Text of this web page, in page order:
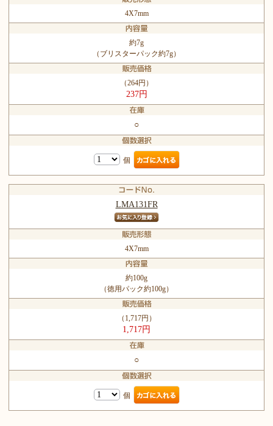
4X7mm
約7g
（ブリスターパック約7g）
（264円）
237円
○
個
LMA131FR
4X7mm
約100g
（徳用パック約100g）
（1,717円）
1,717円
○
個